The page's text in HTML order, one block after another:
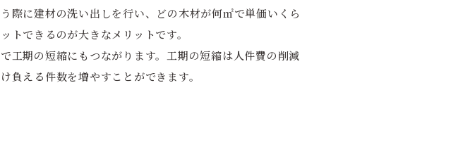
際に建材の洗い出しを行い、どの木材が何㎡で単価いくら
できるのが大きなメリットです。
工期の短縮にもつながります。工期の短縮は人件費の削減
える件数を増やすことができます。